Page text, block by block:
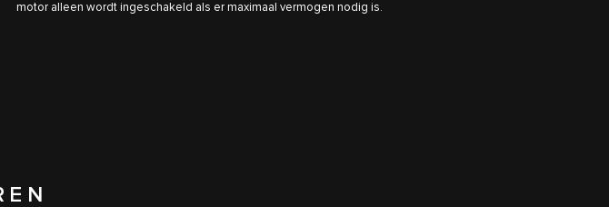
motor alleen wordt ingeschakeld als er maximaal vermogen nodig is.